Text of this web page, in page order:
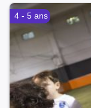
4 - 5 ans